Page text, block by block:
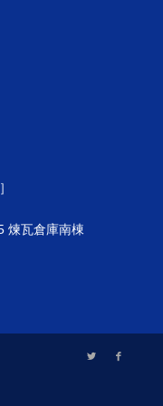
煉瓦倉庫南棟